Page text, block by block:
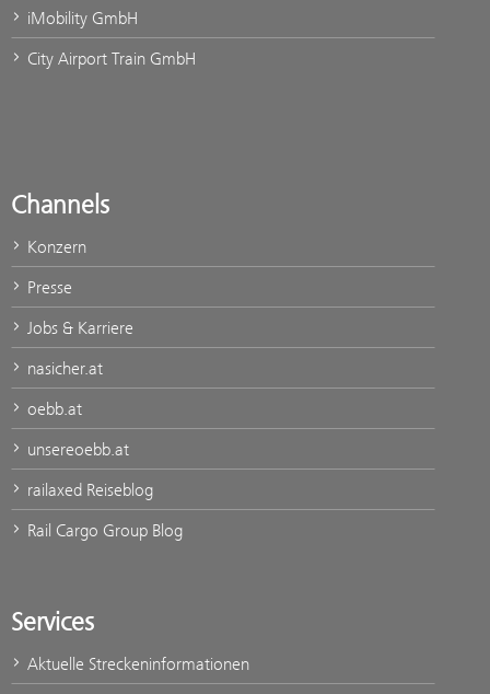
iMobility GmbH
City Airport Train GmbH
Channels
Konzern
Presse
Jobs & Karriere
nasicher.at
oebb.at
unsereoebb.at
railaxed Reiseblog
Rail Cargo Group Blog
Services
Aktuelle Streckeninformationen